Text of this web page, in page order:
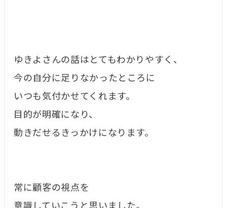
ゆきよさんの話はとてもわかりやすく、
今の自分に足りなかったところに
いつも気付かせてくれます。
目的が明確になり、
動きだせるきっかけになります。
常に顧客の視点を